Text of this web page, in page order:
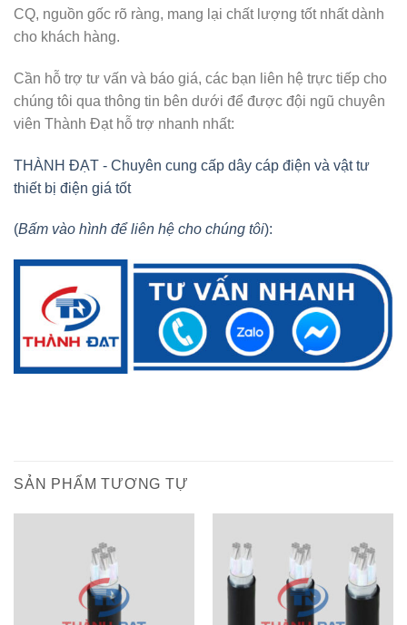
CQ, nguồn gốc rõ ràng, mang lại chất lượng tốt nhất dành
cho khách hàng.
Cần hỗ trợ tư vấn và báo giá, các bạn liên hệ trực tiếp cho
chúng tôi qua thông tin bên dưới để được đội ngũ chuyên
viên Thành Đạt hỗ trợ nhanh nhất:
THÀNH ĐẠT - Chuyên cung cấp dây cáp điện và vật tư
thiết bị điện giá tốt
(Bấm vào hình để liên hệ cho chúng tôi):
SẢN PHẨM TƯƠNG TỰ